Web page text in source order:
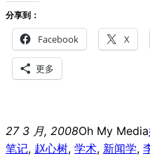
分享到：
Facebook X
更多
27 3 月, 2008Oh My Media
笔记, 赵心树, 学术, 新闻学,